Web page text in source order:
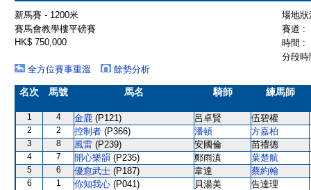
新馬賽 - 1200米
場地
賽馬會教學樓平磅賽
賽道 :
HK$ 750,000
時間 :
分段
全方位賽事重溫
餘勢分析
名次 馬號 馬名 騎師 練馬師
1 4 金鹿 (P121) 呂卓賢 伍碧權
2 2 控制者 (P366) 潘頓 方嘉柏
3 8 風雷 (P239) 安國倫 苗禮德
4 7 開心樂韻 (P235) 鄭雨滇 葉楚航
5 6 優愈武士 (P187) 韋達 蔡約翰
6 1 你知我心 (P041) 貝湯美 告達理